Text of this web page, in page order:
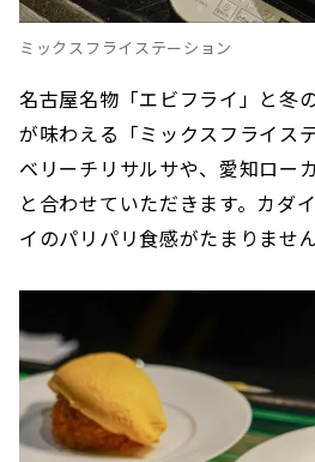
ミックスフライステーション
名古屋名物「エビフライ」と冬
が味わえる「ミックスフライス
ベリーチリサルサや、愛知ロー
と合わせていただきます。カダ
イのパリパリ食感がたまりませ